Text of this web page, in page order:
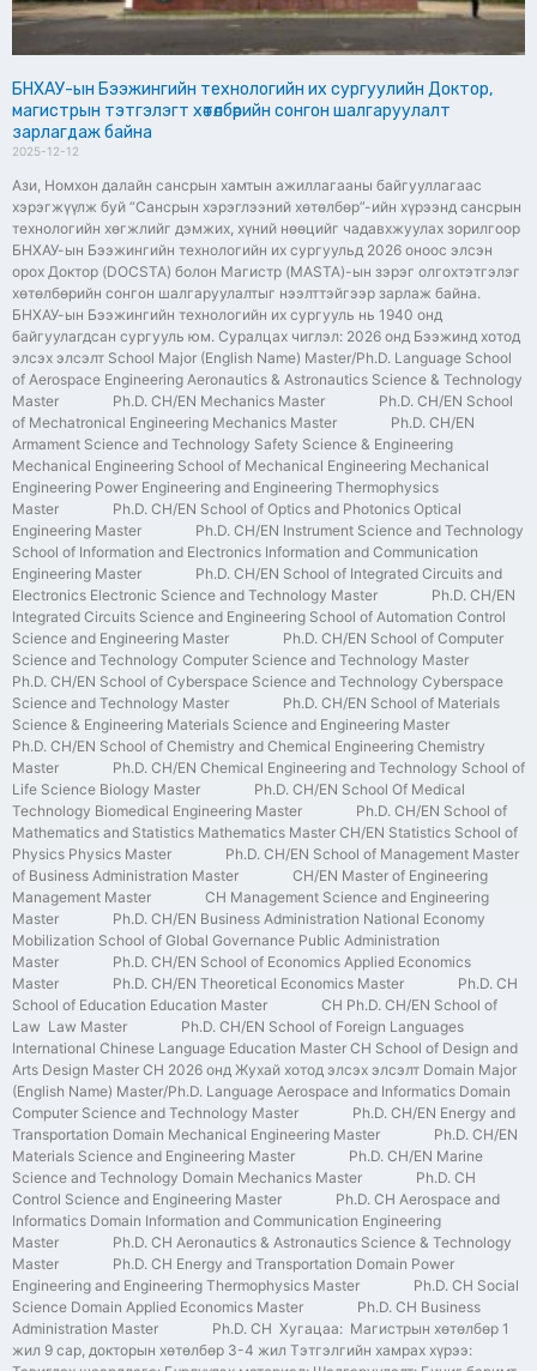
БНХАУ-ын Бээжингийн технологийн их сургуулийн Доктор,
магистрын тэтгэлэгт хөтөлбөрийн сонгон шалгаруулалт
зарлагдаж байна
2025-12-12
Ази, Номхон далайн сансрын хамтын ажиллагааны байгууллагаас
хэрэгжүүлж буй “Сансрын хэрэглээний хөтөлбөр”-ийн хүрээнд сансрын
технологийн хөгжлийг дэмжих, хүний нөөцийг чадавхжуулах зорилгоор
БНХАУ-ын Бээжингийн технологийн их сургуульд 2026 оноос элсэн
орох Доктор (DOCSTA) болон Магистр (MASTA)-ын зэрэг олгохтэтгэлэг
хөтөлбөрийн сонгон шалгаруулалтыг нээлттэйгээр зарлаж байна.
БНХАУ-ын Бээжингийн технологийн их сургууль нь 1940 онд
байгуулагдсан сургууль юм. Суралцах чиглэл: 2026 онд Бээжинд хотод
элсэх элсэлт School Major (English Name) Master/Ph.D. Language School
of Aerospace Engineering Aeronautics & Astronautics Science & Technology
Master Ph.D. CH/EN Mechanics Master Ph.D. CH/EN School
of Mechatronical Engineering Mechanics Master Ph.D. CH/EN
Armament Science and Technology Safety Science & Engineering
Mechanical Engineering School of Mechanical Engineering Mechanical
Engineering Power Engineering and Engineering Thermophysics
Master Ph.D. CH/EN School of Optics and Photonics Optical
Engineering Master Ph.D. CH/EN Instrument Science and Technology
School of Information and Electronics Information and Communication
Engineering Master Ph.D. CH/EN School of Integrated Circuits and
Electronics Electronic Science and Technology Master Ph.D. CH/EN
Integrated Circuits Science and Engineering School of Automation Control
Science and Engineering Master Ph.D. CH/EN School of Computer
Science and Technology Computer Science and Technology Master
Ph.D. CH/EN School of Cyberspace Science and Technology Cyberspace
Science and Technology Master Ph.D. CH/EN School of Materials
Science & Engineering Materials Science and Engineering Master
Ph.D. CH/EN School of Chemistry and Chemical Engineering Chemistry
Master Ph.D. CH/EN Chemical Engineering and Technology School of
Life Science Biology Master Ph.D. CH/EN School Of Medical
Technology Biomedical Engineering Master Ph.D. CH/EN School of
Mathematics and Statistics Mathematics Master CH/EN Statistics School of
Physics Physics Master Ph.D. CH/EN School of Management Master
of Business Administration Master CH/EN Master of Engineering
Management Master CH Management Science and Engineering
Master Ph.D. CH/EN Business Administration National Economy
Mobilization School of Global Governance Public Administration
Master Ph.D. CH/EN School of Economics Applied Economics
Master Ph.D. CH/EN Theoretical Economics Master Ph.D. CH
School of Education Education Master CH Ph.D. CH/EN School of
Law Law Master Ph.D. CH/EN School of Foreign Languages
International Chinese Language Education Master CH School of Design and
Arts Design Master CH 2026 онд Жухай хотод элсэх элсэлт Domain Major
(English Name) Master/Ph.D. Language Aerospace and Informatics Domain
Computer Science and Technology Master Ph.D. CH/EN Energy and
Transportation Domain Mechanical Engineering Master Ph.D. CH/EN
Materials Science and Engineering Master Ph.D. CH/EN Marine
Science and Technology Domain Mechanics Master Ph.D. CH
Control Science and Engineering Master Ph.D. CH Aerospace and
Informatics Domain Information and Communication Engineering
Master Ph.D. CH Aeronautics & Astronautics Science & Technology
Master Ph.D. CH Energy and Transportation Domain Power
Engineering and Engineering Thermophysics Master Ph.D. CH Social
Science Domain Applied Economics Master Ph.D. CH Business
Administration Master Ph.D. CH Хугацаа: Магистрын хөтөлбөр 1
жил 9 сар, докторын хөтөлбөр 3-4 жил Тэтгэлгийн хамрах хүрээ: